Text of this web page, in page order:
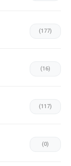
(177)
(16)
(117)
(0)